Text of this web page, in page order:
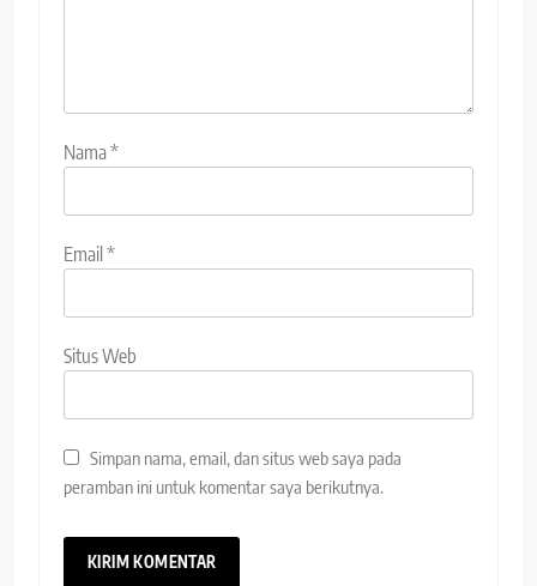
Nama*
Email*
Situs Web
Simpan nama, email, dan situs web saya pada
peramban ini untuk komentar saya berikutnya.